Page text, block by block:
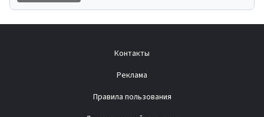
Контакты
Реклама
Правила пользования